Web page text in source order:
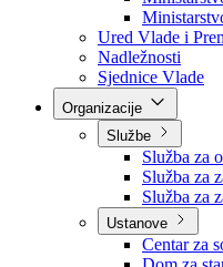
i sport
Ured Vlade i
Nadležnosti
Sjednice Vlade
Službe
Služba za
Služba za
Služba za